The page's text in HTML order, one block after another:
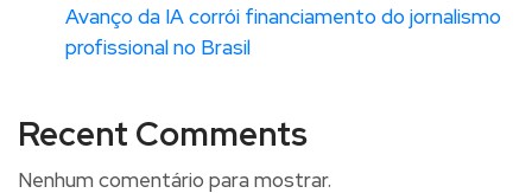
Avanço da IA corrói financiamento do jornalismo
profissional no Brasil
Recent Comments
Nenhum comentário para mostrar.